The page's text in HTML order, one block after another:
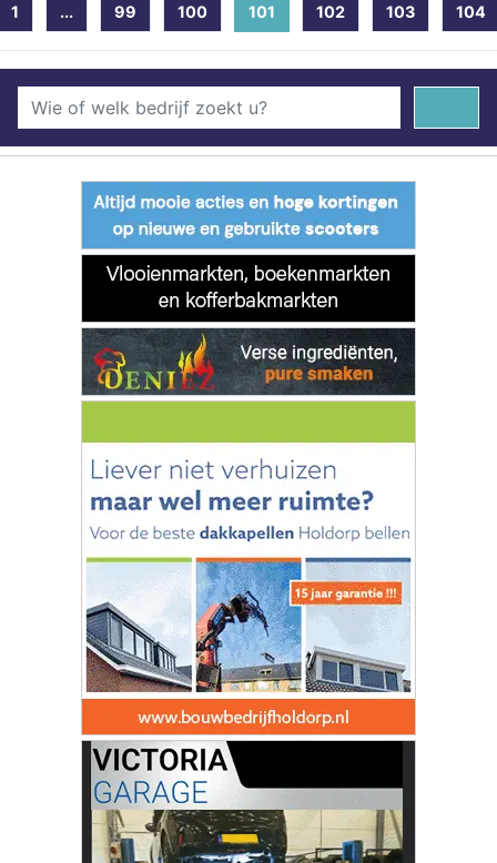
1 ... 99 100 101 (current)
102 103 104